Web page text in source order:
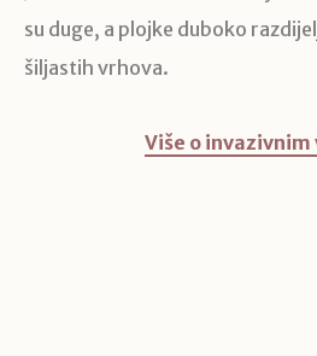
su duge, a plojke duboko
šiljastih vrhova.
Više o